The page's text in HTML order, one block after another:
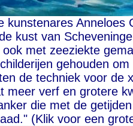
kunstenares
kust van
ook met zeeziekte
gehouden
de techniek voor de
meer verf en grotere
die met de
(Klik voor een